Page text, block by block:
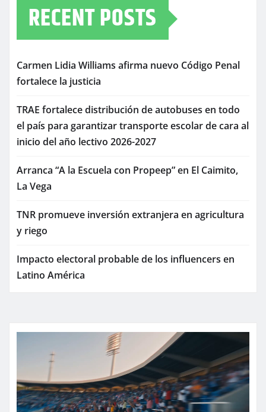
RECENT POSTS
Carmen Lidia Williams afirma nuevo Código Penal
fortalece la justicia
TRAE fortalece distribución de autobuses en todo
el país para garantizar transporte escolar de cara al
inicio del año lectivo 2026-2027
Arranca “A la Escuela con Propeep” en El Caimito,
La Vega
TNR promueve inversión extranjera en agricultura
y riego
Impacto electoral probable de los influencers en
Latino América